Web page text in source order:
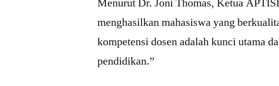
Menurut Dr. Joni Thomas, Ketua
menghasilkan mahasiswa yang
kompetensi dosen adalah kunci utama
pendidikan.”